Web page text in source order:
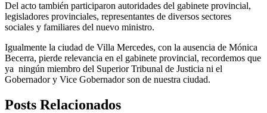
Del acto también participaron autoridades del gabinete provincial,
legisladores provinciales, representantes de diversos sectores
sociales y familiares del nuevo ministro.
Igualmente la ciudad de Villa Mercedes, con la ausencia de Mónica
Becerra, pierde relevancia en el gabinete provincial, recordemos que
ya ningún miembro del Superior Tribunal de Justicia ni el
Gobernador y Vice Gobernador son de nuestra ciudad.
Posts Relacionados